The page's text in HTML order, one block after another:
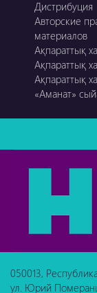
Дистрибуция
Авторские
материалов
Ақпараттық
Ақпараттық
Ақпараттық
«Аманат»
050013,
ул. Юрий